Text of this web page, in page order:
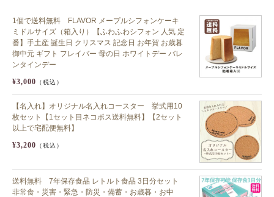
1個で送料無料 FLAVOR メープルシフォンケーキ
ミドルサイズ（箱入り）【ふわふわシフォン 人気 定
番】手土産 誕生日 クリスマス 記念日 お年賀 お歳暮
御中元 ギフト フレイバー 母の日 ホワイトデー バレ
ンタインデー
¥3,000 （税込）
【名入れ】オリジナル名入れコースター 挙式用10
枚セット【1セット目ネコポス送料無料】【2セット
以上で宅配便無料】
¥3,200 （税込）
送料無料 7年保存食品 レトルト食品 3日分セット
非常食・災害・緊急・防災・備蓄・お歳暮・お中